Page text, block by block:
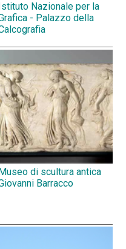
Istituto Nazionale per la
- Palazzo della
Museo di scultura antica
Barracco